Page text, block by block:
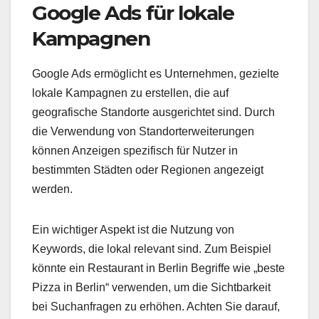
Google Ads für lokale
Kampagnen
Google Ads ermöglicht es Unternehmen, gezielte
lokale Kampagnen zu erstellen, die auf
geografische Standorte ausgerichtet sind. Durch
die Verwendung von Standorterweiterungen
können Anzeigen spezifisch für Nutzer in
bestimmten Städten oder Regionen angezeigt
werden.
Ein wichtiger Aspekt ist die Nutzung von
Keywords, die lokal relevant sind. Zum Beispiel
könnte ein Restaurant in Berlin Begriffe wie „beste
Pizza in Berlin“ verwenden, um die Sichtbarkeit
bei Suchanfragen zu erhöhen. Achten Sie darauf,